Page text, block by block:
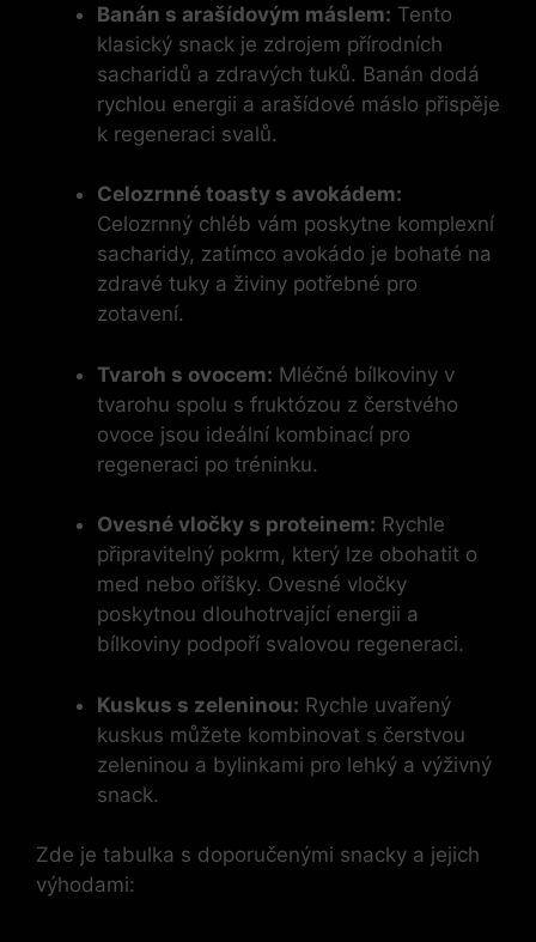
Banán s arašídovým máslem: Tento
klasický snack je zdrojem přírodních
sacharidů a zdravých tuků. Banán dodá
rychlou energii a arašídové máslo přispěje
k regeneraci svalů.
Celozrnné toasty s avokádem:
Celozrnný chléb vám poskytne komplexní
sacharidy, zatímco avokádo je bohaté na
zdravé tuky a živiny potřebné pro
zotavení.
Tvaroh s ovocem: Mléčné bílkoviny v
tvarohu spolu s fruktózou z čerstvého
ovoce jsou ideální kombinací pro
regeneraci po tréninku.
Ovesné vločky s proteinem: Rychle
připravitelný pokrm, který lze obohatit o
med nebo oříšky. Ovesné vločky
poskytnou dlouhotrvající energii a
bílkoviny podpoří svalovou regeneraci.
Kuskus s zeleninou: Rychle uvařený
kuskus můžete kombinovat s čerstvou
zeleninou a bylinkami pro lehký a výživný
snack.
Zde je tabulka s doporučenými snacky a jejich
výhodami: